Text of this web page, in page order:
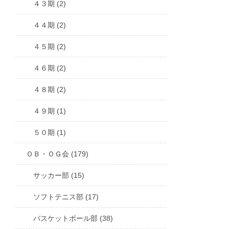
４３期 (2)
４４期 (2)
４５期 (2)
４６期 (2)
４８期 (2)
４９期 (1)
５０期 (1)
ＯＢ・ＯＧ会 (179)
サッカー部 (15)
ソフトテニス部 (17)
バスケットボール部 (38)